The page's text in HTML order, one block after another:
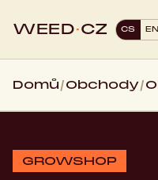
WEED·CZ CS EN
Domů/Obchody/
GROWSHOP